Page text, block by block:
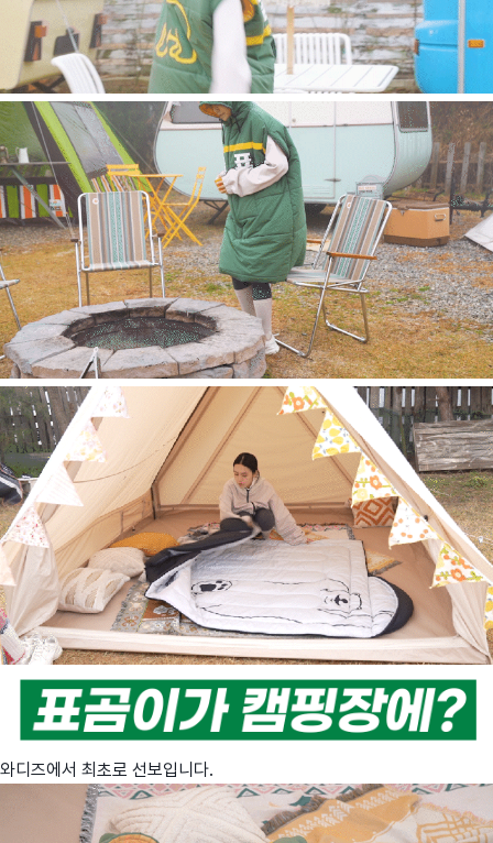
와디즈에서 최초로 선보입니다.